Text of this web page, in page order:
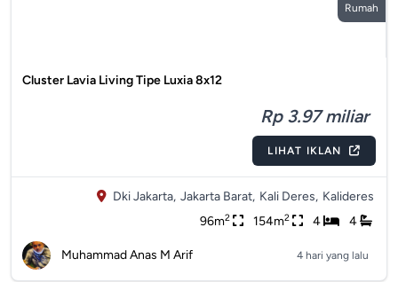
Rumah
Cluster Lavia Living Tipe Luxia 8x12
Rp 3.97 miliar
LIHAT IKLAN
Dki Jakarta, Jakarta Barat, Kali Deres, Kalideres
96m2 154m2 4 4
Muhammad Anas M Arif 4 hari yang lalu